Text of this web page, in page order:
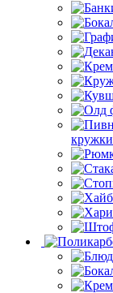
кружки